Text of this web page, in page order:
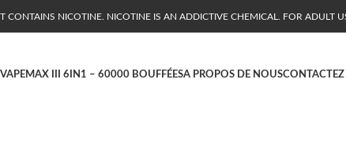
CONTAINS NICOTINE. NICOTINE IS AN ADDICTIVE CHEMICAL. FOR ADULT
MAX III 6IN1 – 60000 BOUFFÉESA PROPOS DE NOUS